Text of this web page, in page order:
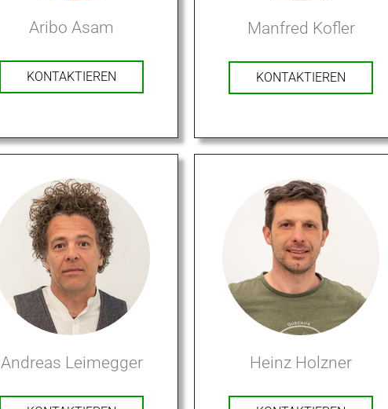
Aribo Asam
KONTAKTIEREN
Manfred Kofler
KONTAKTIEREN
Andreas Leimegger Heinz Holzner